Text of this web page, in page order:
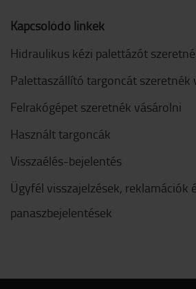
Kapcsolódó linkek
Hidraulikus kézi palettázót
Palettaszállító targoncát szeretnék
Felrakógépet szeretnék vásárolni
Használt targoncák
Visszaélés-bejelentés
Ügyfél visszajelzések, reklamációk
panaszbejelentések